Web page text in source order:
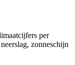
per
zonneschijn